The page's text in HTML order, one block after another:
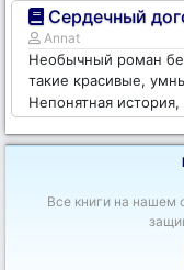
Сердечный
Annat
Необычный роман
такие красивые,
Непонятная
Все книги на нашем